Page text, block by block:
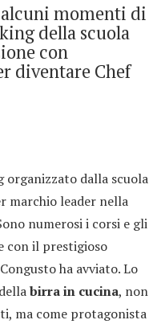
momenti di
della scuola
con
diventare Chef
organizzato dalla scuola
marchio leader nella
numerosi i corsi e gli
con il prestigioso
ha avviato. Lo
birra in cucina, non
ma come protagonista